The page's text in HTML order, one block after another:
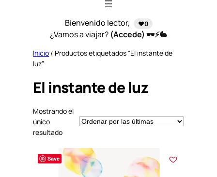
Bienvenido lector, ❤️0
¿Vamos a viajar? (Accede) 🕶️⚡🐇
Inicio / Productos etiquetados “El instante de
luz”
El instante de luz
Mostrando el
único
resultado
Save